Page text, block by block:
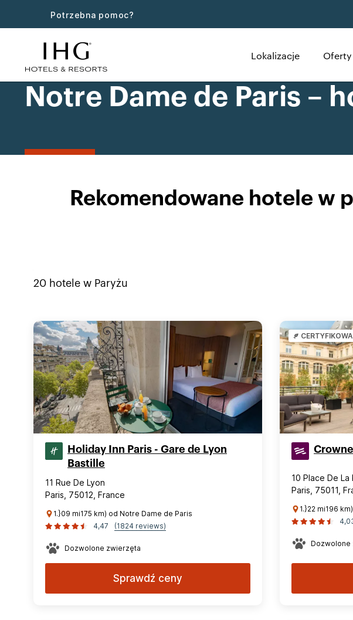
Potrzebna pomoc?
Lokalizacje Oferty
Notre Dame de Paris –
Rekomendowane hotele w
20 hotele w Paryżu
Holiday Inn Paris - Gare de Lyon
Bastille
11 Rue De Lyon
Paris, 75012, France
1.}09 mi175 km) od Notre Dame de Paris
4,47
(1824 reviews)
Dozwolone zwierzęta
Sprawdź ceny
10 Place De La
Paris, 75011,
1.}22 mi196
Dozwolone